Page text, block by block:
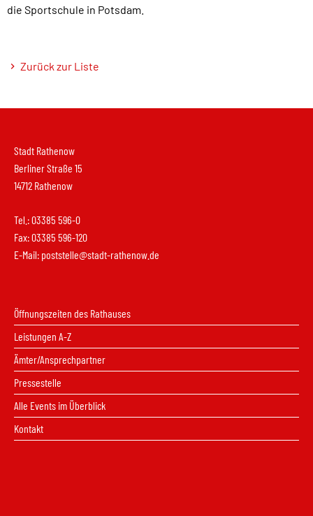
die Sportschule in Potsdam.
Zurück zur Liste
Stadt Rathenow
Berliner Straße 15
14712 Rathenow
Tel.: 03385 596-0
Fax: 03385 596-120
E-Mail: poststelle@stadt-rathenow.de
Öffnungszeiten des Rathauses
Leistungen A-Z
Ämter/Ansprechpartner
Pressestelle
Alle Events im Überblick
Kontakt